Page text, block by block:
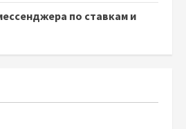
по ставкам и